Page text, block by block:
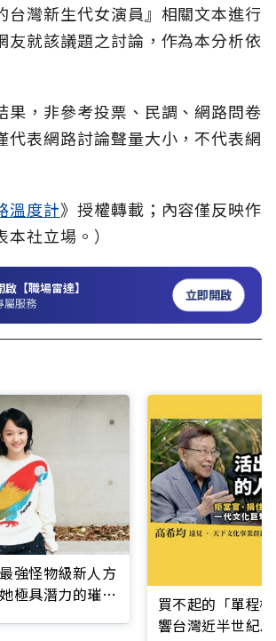
台灣新生代女演員』相關文本進行
友就該議題之討論，作為本分析依
果，非參考投票、民調、網路問卷
代表網路討論聲量大小，不代表網
溫度計》授權轉載；內容僅反映作
社立場。）
【職場雷達】
屬服務 立即開啟
強怪物級新人方
極具潛力的璀璨
買不起的「單程
響台灣近半世紀